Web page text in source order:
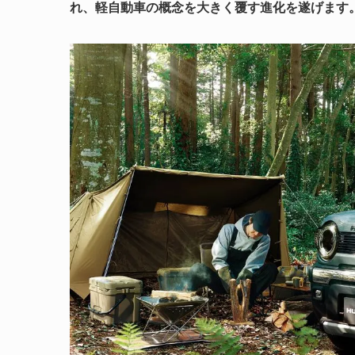
れ、軽自動車の概念を大きく覆す進化を遂げます